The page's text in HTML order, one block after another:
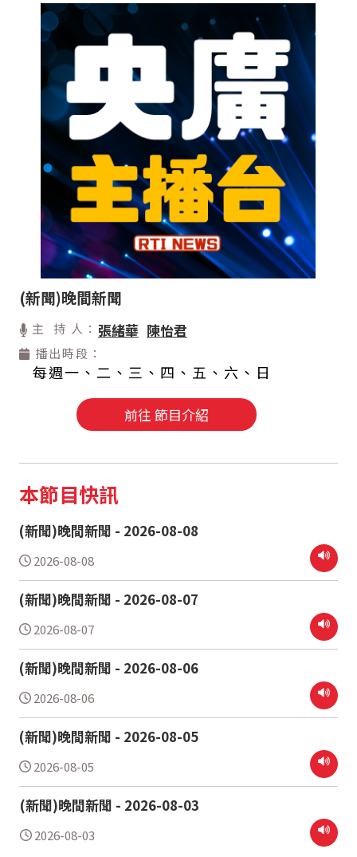
(新聞)晚間新聞
主 持 人： 張緒華 陳怡君
播出時段：
每週一、二、三、四、五、六、日
前往 節目介紹
本節目快訊
(新聞)晚間新聞 - 2026-08-08
2026-08-08
(新聞)晚間新聞 - 2026-08-07
2026-08-07
(新聞)晚間新聞 - 2026-08-06
2026-08-06
(新聞)晚間新聞 - 2026-08-05
2026-08-05
(新聞)晚間新聞 - 2026-08-03
2026-08-03